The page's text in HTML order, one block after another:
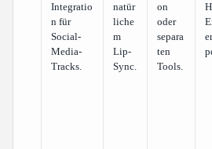
Integratio
n für
Social-
Media-
Tracks.
natür
liche
m
Lip-
Sync.
on
oder
separa
ten
Tools.